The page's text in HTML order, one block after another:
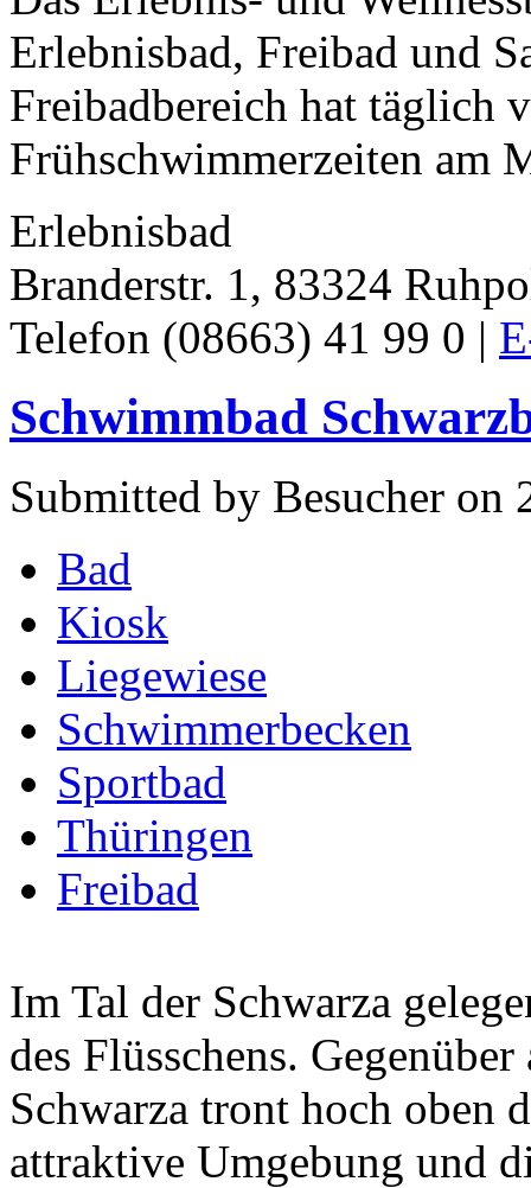
Erlebnisbad, Freibad und
Freibadbereich hat täglich
Frühschwimmerzeiten am
Erlebnisbad
Branderstr. 1, 83324
Telefon (08663) 41 99 0 |
Schwimmbad
Submitted by Besucher on
Bad
Kiosk
Liegewiese
Schwimmerbecken
Sportbad
Thüringen
Freibad
Im Tal der Schwarza
des Flüsschens.
Schwarza tront hoch oben
attraktive Umgebung und